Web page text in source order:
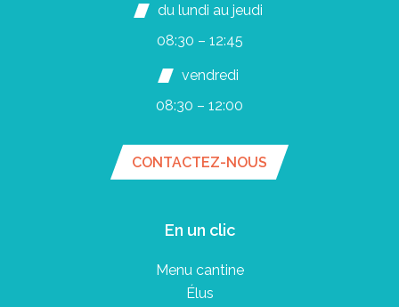
du lundi au jeudi
08:30 – 12:45
vendredi
08:30 – 12:00
CONTACTEZ-NOUS
En un clic
Menu cantine
Élus